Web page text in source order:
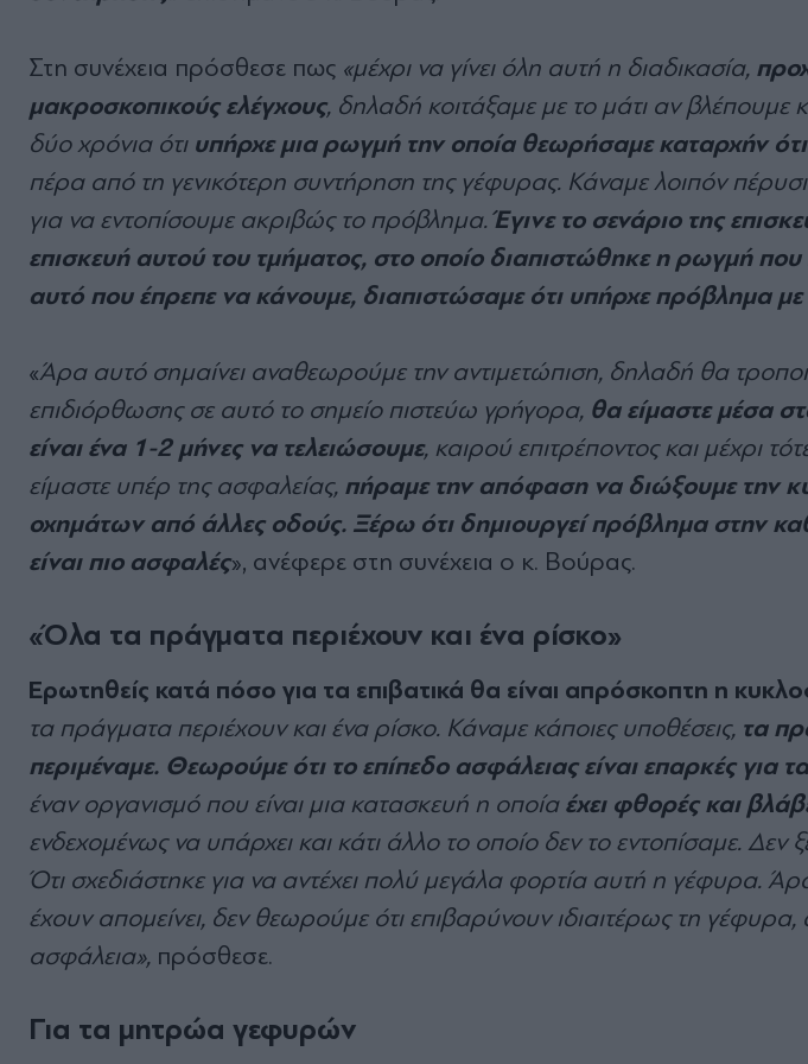
Στη συνέχεια πρόσθεσε πως «μέχρι να γίνει όλη αυτή η διαδικασία,
μακροσκοπικούς ελέγχους, δηλαδή κοιτάξαμε με το μάτι αν βλέπουμε
δύο χρόνια ότι υπήρχε μια ρωγμή την οποία θεωρήσαμε καταρχήν
πέρα από τη γενικότερη συντήρηση της γέφυρας. Κάναμε λοιπόν πέρυσι
για να εντοπίσουμε ακριβώς το πρόβλημα.Έγινε το σενάριο της
επισκευή αυτού του τμήματος, στο οποίο διαπιστώθηκε η ρωγμή
αυτό που έπρεπε να κάνουμε, διαπιστώσαμε ότι υπήρχε πρόβλημα
«Άρα αυτό σημαίνει αναθεωρούμε την αντιμετώπιση, δηλαδή θα
επιδιόρθωσης σε αυτό το σημείο πιστεύω γρήγορα, θα είμαστε μέσα
είναι ένα 1-2 μήνες να τελειώσουμε, καιρού επιτρέποντος και μέχρι
είμαστε υπέρ της ασφαλείας, πήραμε την απόφαση να διώξουμε την
οχημάτων από άλλες οδούς. Ξέρω ότι δημιουργεί πρόβλημα στην
είναι πιο ασφαλές», ανέφερε στη συνέχεια ο κ. Βούρας.
«Όλα τα πράγματα περιέχουν και ένα ρίσκο»
Ερωτηθείς κατά πόσο για τα επιβατικά θα είναι απρόσκοπτη η
τα πράγματα περιέχουν και ένα ρίσκο. Κάναμε κάποιες υποθέσεις, τα
περιμέναμε. Θεωρούμε ότι το επίπεδο ασφάλειας είναι επαρκές για
έναν οργανισμό που είναι μια κατασκευή η οποία έχει φθορές και
ενδεχομένως να υπάρχει και κάτι άλλο το οποίο δεν το εντοπίσαμε. Δεν
Ότι σχεδιάστηκε για να αντέχει πολύ μεγάλα φορτία αυτή η γέφυρα.
έχουν απομείνει, δεν θεωρούμε ότι επιβαρύνουν ιδιαιτέρως τη
ασφάλεια», πρόσθεσε.
Για τα μητρώα γεφυρών